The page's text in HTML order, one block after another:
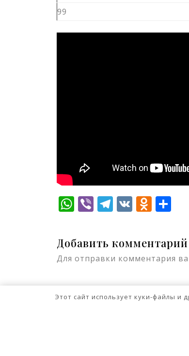
99
WhatsApp
ViberTelegram
VK
Добавить комментарий
Для отправки комментария
Этот сайт использует куки-файлы и